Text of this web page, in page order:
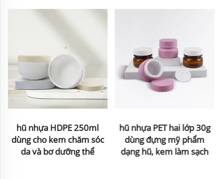
hũ nhựa HDPE 250ml
dùng cho kem chăm sóc
da và bơ dưỡng thể
hũ nhựa PET hai lớp 30g
dùng đựng mỹ phẩm
dạng hũ, kem làm sạch